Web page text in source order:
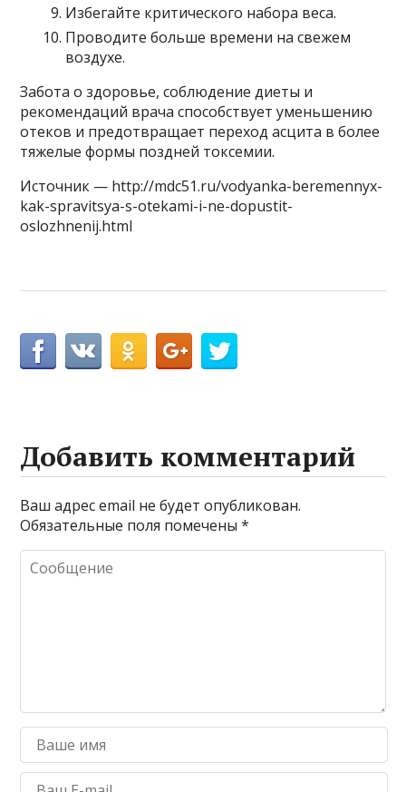
Избегайте критического набора веса.
Проводите больше времени на свежем
воздухе.
Забота о здоровье, соблюдение диеты и
рекомендаций врача способствует уменьшению
отеков и предотвращает переход асцита в более
тяжелые формы поздней токсемии.
Источник — http://mdc51.ru/vodyanka-beremennyx-
kak-spravitsya-s-otekami-i-ne-dopustit-
oslozhnenij.html
Добавить комментарий
Ваш адрес email не будет опубликован.
Обязательные поля помечены*